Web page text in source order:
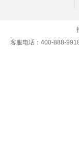
客服电话：400-888-